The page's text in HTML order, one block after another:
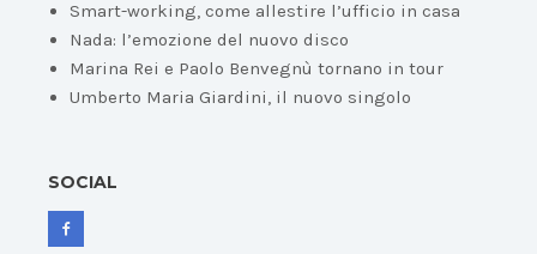
Smart-working, come allestire l’ufficio in casa
Nada: l’emozione del nuovo disco
Marina Rei e Paolo Benvegnù tornano in tour
Umberto Maria Giardini, il nuovo singolo
SOCIAL